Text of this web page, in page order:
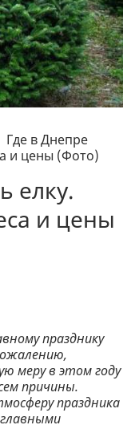
Где в Днепре
и цены (Фото)
елку.
и цены
празднику
меру в этом году
причины.
праздника